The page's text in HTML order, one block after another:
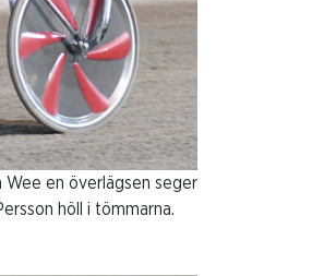
Wee en överlägsen seger
höll i tömmarna.